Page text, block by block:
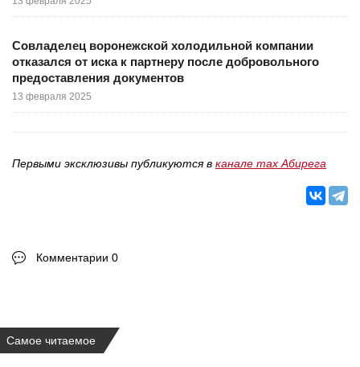
Совладелец воронежской холодильной компании
отказался от иска к партнеру после добровольного
предоставления документов
13 февраля 2025
Первыми эксклюзивы публикуются в канале max Абирега
Комментарии 0
Самое читаемое